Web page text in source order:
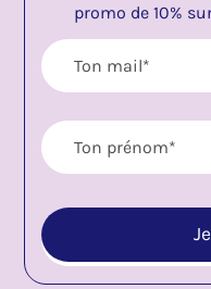
promo de 10%